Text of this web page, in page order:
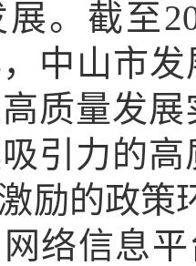
。截至
中山市
质量发
引力的
励的政策
络信息